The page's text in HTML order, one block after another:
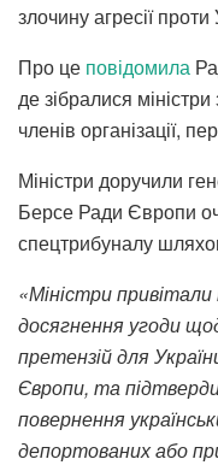
злочину агресії проти
Про це повідомила
де зібралися
членів організації,
Міністри доручили
Берсе Ради Європи
спецтрибуналу
«Міністри
досягнення угоди
претензій для
Європи, та
повернення
депортованих або